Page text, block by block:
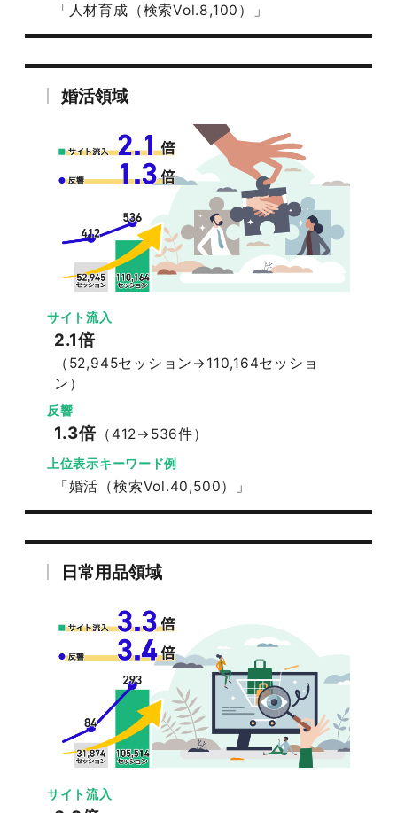
「人材育成（検索Vol.8,100）」
婚活領域
サイト流入
2.1倍
（52,945セッション→110,164セッショ
ン）
反響
1.3倍 （412→536件）
上位表示キーワード例
「婚活（検索Vol.40,500）」
日常用品領域
サイト流入